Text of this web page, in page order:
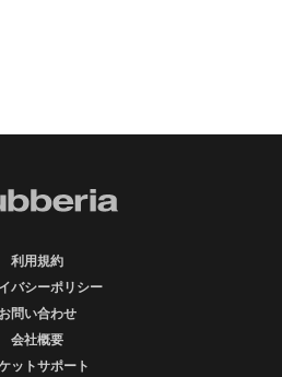
利用規約
バシーポリシー
お問い合わせ
会社概要
ットサポート